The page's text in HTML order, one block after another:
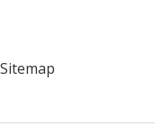
Sitemap